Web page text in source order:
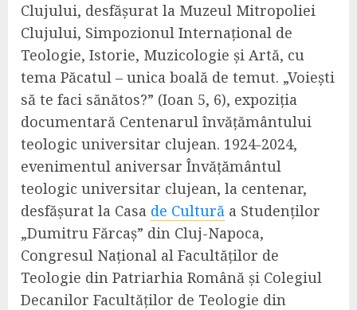
Clujului, desfășurat la Muzeul Mitropoliei
Clujului, Simpozionul Internațional de
Teologie, Istorie, Muzicologie și Artă, cu
tema Păcatul – unica boală de temut. „Voiești
să te faci sănătos?” (Ioan 5, 6), expoziția
documentară Centenarul învățământului
teologic universitar clujean. 1924-2024,
evenimentul aniversar Învățământul
teologic universitar clujean, la centenar,
desfășurat la Casa de Cultură a Studenților
„Dumitru Fărcaș” din Cluj-Napoca,
Congresul Național al Facultăților de
Teologie din Patriarhia Română și Colegiul
Decanilor Facultăților de Teologie din